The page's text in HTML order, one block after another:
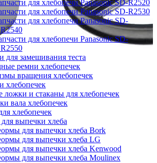
для хлебопечи Panasonic SD-R2520
для хлебопечи Panasonic SD-R2530
для хлебопечи Panasonic SD-
для хлебопечи Panasonic SD-
для замешивания теста
ремни хлебопечек
вращения хлебопечек
хлебопечек
и стаканы для хлебопечек
вала хлебопечек
хлебопечек
выпечки хлеба
для выпечки хлеба Bork
для выпечки хлеба LG
для выпечки хлеба Kenwood
для выпечки хлеба Moulinex